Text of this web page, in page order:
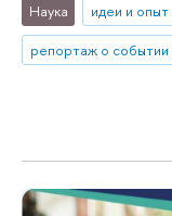
Наука идеи и опыт
репортаж о событии